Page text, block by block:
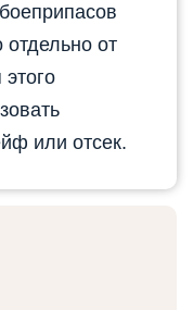
отдельно от
или отсек.